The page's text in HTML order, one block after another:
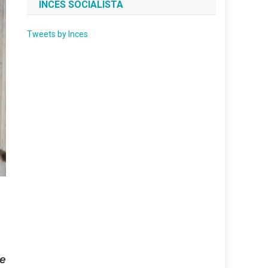
INCES SOCIALISTA
Tweets by Inces